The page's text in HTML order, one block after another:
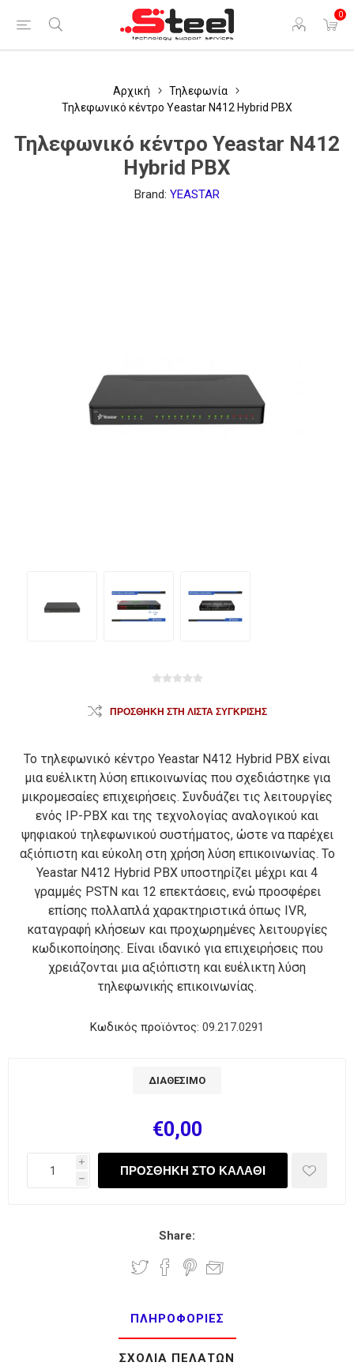
0
Αρχική
Τηλεφωνία
Τηλεφωνικό κέντρο Yeastar N412 Hybrid PBX
Τηλεφωνικό κέντρο Yeastar N412
Hybrid PBX
Brand: YEASTAR
ΠΡΟΣΘΉΚΗ ΣΤΗ ΛΊΣΤΑ ΣΎΓΚΡΙΣΗΣ
Το τηλεφωνικό κέντρο Yeastar N412 Hybrid PBX είναι
μια ευέλικτη λύση επικοινωνίας που σχεδιάστηκε για
μικρομεσαίες επιχειρήσεις. Συνδυάζει τις λειτουργίες
ενός IP-PBX και της τεχνολογίας αναλογικού και
ψηφιακού τηλεφωνικού συστήματος, ώστε να παρέχει
αξιόπιστη και εύκολη στη χρήση λύση επικοινωνίας. Το
Yeastar N412 Hybrid PBX υποστηρίζει μέχρι και 4
γραμμές PSTN και 12 επεκτάσεις, ενώ προσφέρει
επίσης πολλαπλά χαρακτηριστικά όπως IVR,
καταγραφή κλήσεων και προχωρημένες λειτουργίες
κωδικοποίησης. Είναι ιδανικό για επιχειρήσεις που
χρειάζονται μια αξιόπιστη και ευέλικτη λύση
τηλεφωνικής επικοινωνίας.
Κωδικός προϊόντος: 09.217.0291
ΔΙΑΘΈΣΙΜΟ
€0,00
i
h
Share:
ΠΛΗΡΟΦΟΡΊΕΣ
ΣΧΌΛΙΑ ΠΕΛΑΤΏΝ